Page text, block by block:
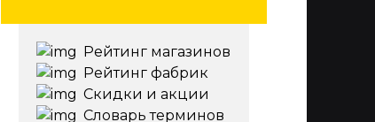
Рейтинг магазинов
Рейтинг фабрик
Скидки и акции
Словарь терминов